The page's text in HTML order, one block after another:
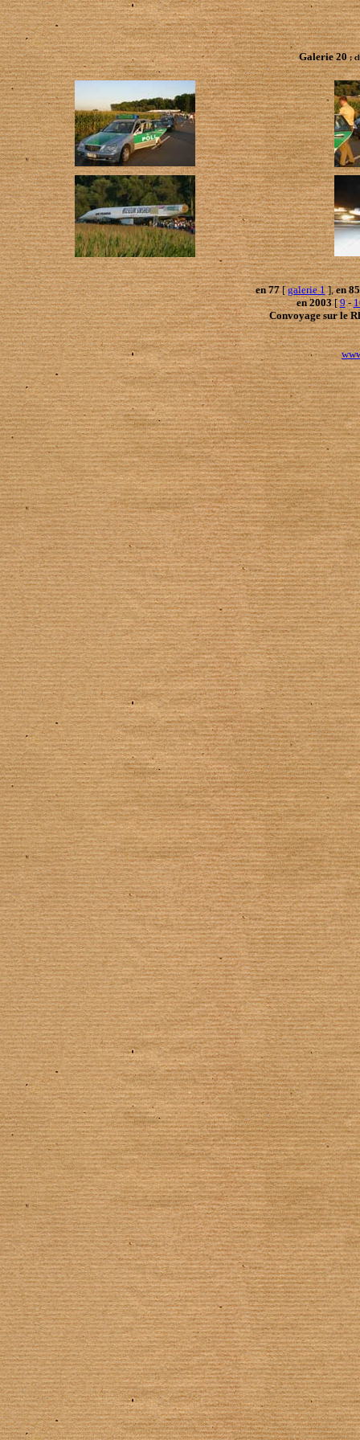
Galerie 20;
en 77[galerie 1],en 85
en 2003[9-
Convoyage sur le